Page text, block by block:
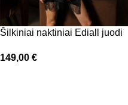
Šilkiniai naktiniai Ediall juodi
149,00 €